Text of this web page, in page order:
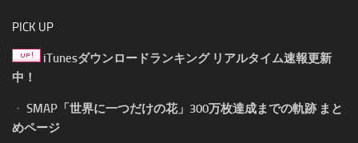
PICK UP
iTunesダウンロードランキング リアルタイム速報更新
中！
・ SMAP「世界に一つだけの花」300万枚達成までの軌跡 まと
めページ